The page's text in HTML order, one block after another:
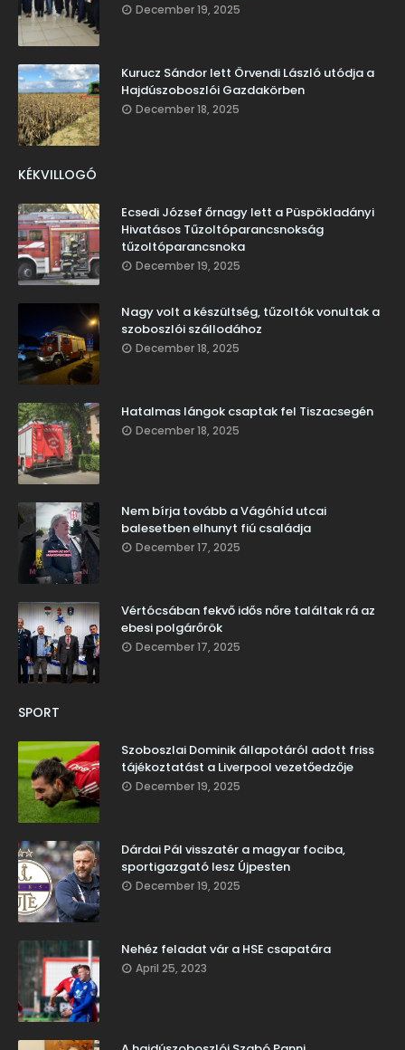
December 19, 2025
Kurucz Sándor lett Örvendi László utódja a
Hajdúszoboszlói Gazdakörben
December 18, 2025
KÉKVILLOGÓ
Ecsedi József őrnagy lett a Püspökladányi
Hivatásos Tűzoltóparancsnokság
tűzoltóparancsnoka
December 19, 2025
Nagy volt a készültség, tűzoltók vonultak a
szoboszlói szállodához
December 18, 2025
Hatalmas lángok csaptak fel Tiszacsegén
December 18, 2025
Nem bírja tovább a Vágóhíd utcai
balesetben elhunyt fiú családja
December 17, 2025
Vértócsában fekvő idős nőre találtak rá az
ebesi polgárőrök
December 17, 2025
SPORT
Szoboszlai Dominik állapotáról adott friss
tájékoztatást a Liverpool vezetőedzője
December 19, 2025
Dárdai Pál visszatér a magyar fociba,
sportigazgató lesz Újpesten
December 19, 2025
Nehéz feladat vár a HSE csapatára
April 25, 2023